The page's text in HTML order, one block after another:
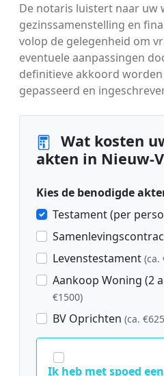
De notaris luistert naar uw
gezinssamenstelling en
volop de gelegenheid om
eventuele aanpassingen
definitieve akkoord
gepasseerd en
Wat kosten
akten in Nieuw-
Kies de benodigde
Testament (per
Levenstestament (ca.
Aankoop Woning (2
€1500)
BV Oprichten (ca.
Ik heb met spoed